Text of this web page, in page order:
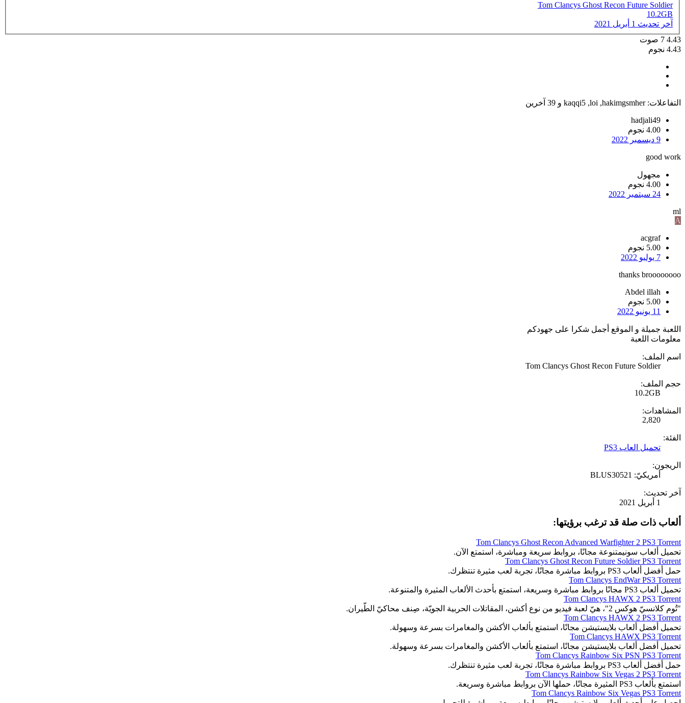
Tom Clancys Ghost Recon Future Soldier
10.2GB
آخر تحديث 1 أبريل 2021
4.43
7 صوت
4.43 نجوم
التفاعلات: hakimgsmher
,
loi
,
kaqqi5 و 39 آخرين
hadjali49
4.00 نجوم
9 ديسمبر 2022
good work
مجهول
4.00 نجوم
24 سبتمبر 2022
ml
A
acgraf
5.00 نجوم
7 يوليو 2022
thanks broooooooo
Abdel illah
5.00 نجوم
11 يونيو 2022
اللعبة جميلة و الموقع أجمل شكرا على جهودكم
معلومات اللعبة
اسم الملف:
Tom Clancys Ghost Recon Future Soldier
حجم الملف:
10.2GB
المشاهدات:
2,820
الفئة:
تحميل العاب PS3
الريجون:
أمريكيّ: BLUS30521
آخر تحديث:
1 أبريل 2021
ألعاب ذات صلة قد ترغب برؤيتها:
Tom Clancys Ghost Recon Advanced Warfighter 2 PS3 Torrent
تحميل ألعاب سونيمتنوعة مجانًا، بروابط سريعة ومباشرة، استمتع الآن.
Tom Clancys Ghost Recon Future Soldier PS3 Torrent
حمل أفضل ألعاب PS3 بروابط مباشرة مجانًا، تجربة لعب مثيرة تنتظرك.
Tom Clancys EndWar PS3 Torrent
تحميل ألعاب PS3 مجانًا بروابط مباشرة وسريعة، استمتع بأحدث الألعاب المثيرة والمتنوعة.
Tom Clancys HAWX 2 PS3 Torrent
"تُوم كلانسيّ هوكس 2"، هيّ لعبة فيديو من نوع أكشن، المقاتلات الحربية الجويّة، صِنف محاكيّ الطّيران.
Tom Clancys HAWX 2 PS3 Torrent
تحميل أفضل ألعاب بلايستيشن مجانًا، استمتع بألعاب الأكشن والمغامرات بسرعة وسهولة.
Tom Clancys HAWX PS3 Torrent
تحميل أفضل ألعاب بلايستيشن مجانًا، استمتع بألعاب الأكشن والمغامرات بسرعة وسهولة.
Tom Clancys Rainbow Six PSN PS3 Torrent
حمل أفضل ألعاب PS3 بروابط مباشرة مجانًا، تجربة لعب مثيرة تنتظرك.
Tom Clancys Rainbow Six Vegas 2 PS3 Torrent
استمتع بألعاب PS3 المثيرة مجانًا، حملها الآن بروابط مباشرة وسريعة.
Tom Clancys Rainbow Six Vegas PS3 Torrent